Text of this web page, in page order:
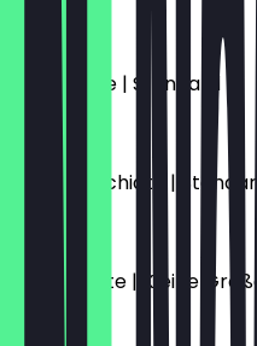
€ 4,70
Caffè Latte | Standard
Latte Macchiato | Standard
€ 5,10
Vanille Latte | Kleine Größe
€ 5,70